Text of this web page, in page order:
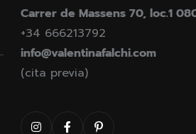
Carrer de Massens 70, loc.1
+34 666213792
info@valentinafalchi.com
(cita previa)